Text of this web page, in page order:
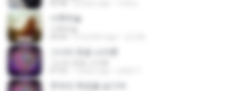
서쪽하늘
추억의 책장을 넘기며